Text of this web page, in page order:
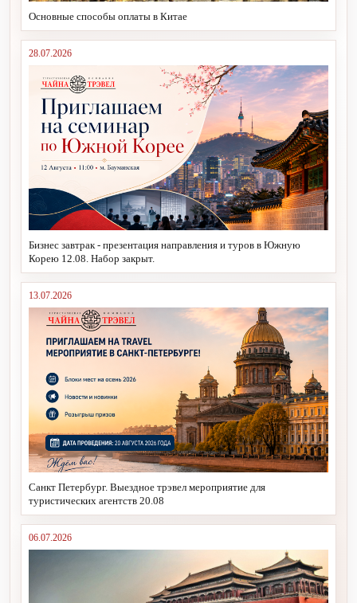
Основные способы оплаты в Китае
28.07.2026
Бизнес завтрак - презентация направления и туров в Южную
Корею 12.08. Набор закрыт.
13.07.2026
Санкт Петербург. Выездное трэвел мероприятие для
туристических агентств 20.08
06.07.2026